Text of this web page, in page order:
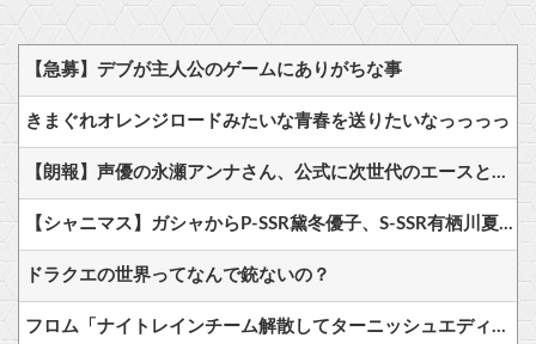
【急募】デブが主人公のゲームにありがちな事
きまぐれオレンジロードみたいな青春を送りたいなっっっっ
【朗報】声優の永瀬アンナさん、公式に次世代のエースとして認められる
【シャニマス】ガシャからP-SSR黛冬優子、S-SSR有栖川夏葉が登場！イベントS-SR福丸小糸！
ドラクエの世界ってなんで銃ないの？
フロム「ナイトレインチーム解散してターニッシュエディション完成させました」←これｗｗｗｗ